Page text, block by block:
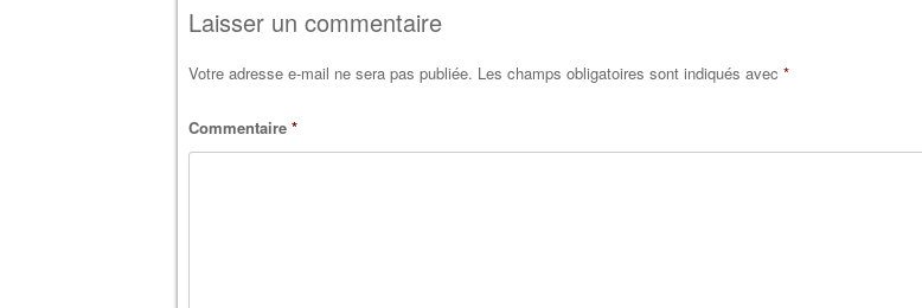
Laisser un commentaire
Votre adresse e-mail ne sera pas publiée. Les champs obligatoires sont indiqués avec*
Commentaire*